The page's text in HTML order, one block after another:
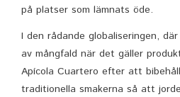
på platser som lämnats öde.
I den rådande globaliseringen,
av mångfald när det gäller
Apícola Cuartero efter att
traditionella smakerna så att